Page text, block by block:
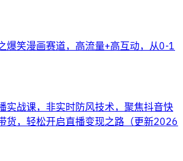
爆笑漫画赛道，高流量+高互动，从0-1
实战课，非实时防风技术，聚焦抖音快
货，轻松开启直播变现之路（更新2026